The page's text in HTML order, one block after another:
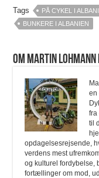
Tags PÅ CYKEL I
BUNKERE I ALBANIEN
Om Martin
en
fra
til
opdagelsesrejsende,
verdens mest
og kulturel fordybelse,
fortællinger om mod,